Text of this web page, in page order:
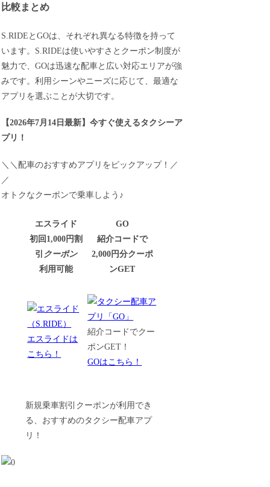
比較まとめ
S.RIDEとGOは、それぞれ異なる特徴を持って
います。S.RIDEは使いやすさとクーポン制度が
魅力で、GOは迅速な配車と広い対応エリアが強
みです。利用シーンやニーズに応じて、最適な
アプリを選ぶことが大切です。
【2026年7月14日最新】今すぐ使えるタクシーア
プリ！
＼＼配車のおすすめアプリをピックアップ！／
／
オトクなクーポンで乗車しよう♪
エスライド
初回1,000円割
引 クーポン
利用可能
GO
紹介コードで
2,000円分クーポ
ンGET
エスライドは
こちら！
紹介コードでクー
ポンGET！
GOはこちら！
新規乗車割引クーポンが利用でき
る、おすすめのタクシー配車アプ
リ！